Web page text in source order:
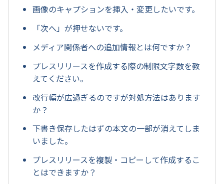
画像のキャプションを挿入・変更したいです。
「次へ」が押せないです。
メディア関係者への追加情報とは何ですか？
プレスリリースを作成する際の制限文字数を教
えてください。
改行幅が広過ぎるのですが対処方法はあります
か？
下書き保存したはずの本文の一部が消えてしま
いました。
プレスリリースを複製・コピーして作成するこ
とはできますか？